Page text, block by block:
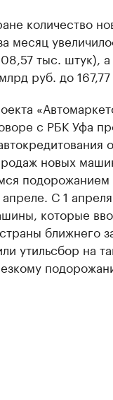
количество
месяц
тыс. штук),
руб. до
с РБК Уфа
новых
подорожанием
С 1
которые
ближнего
утильсбор на